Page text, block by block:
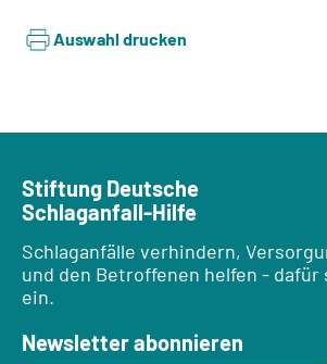
Auswahl drucken
Stiftung Deutsche
Schlaganfall-Hilfe
Schlaganfälle verhindern,
und den Betroffenen helfen - dafür
ein.
Newsletter abonnieren